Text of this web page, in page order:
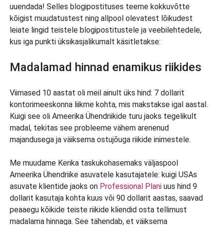
uuendada! Selles blogipostituses teeme kokkuvõtte
kõigist muudatustest ning allpool olevatest lõikudest
leiate lingid teistele blogipostitustele ja veebilehtedele,
kus iga punkti üksikasjalikumalt käsitletakse:
Madalamad hinnad enamikus riikides
Viimased 10 aastat oli meil ainult üks hind: 7 dollarit
kontorimeeskonna liikme kohta, mis makstakse igal aastal.
Kuigi see oli Ameerika Ühendriikide turu jaoks tegelikult
madal, tekitas see probleeme vähem arenenud
majandusega ja väiksema ostujõuga riikide inimestele.
Me muudame Kerika taskukohasemaks väljaspool
Ameerika Ühendriike asuvatele kasutajatele: kuigi USAs
asuvate klientide jaoks on Professional Plani uus hind 9
dollarit kasutaja kohta kuus või 90 dollarit aastas, saavad
peaaegu kõikide teiste riikide kliendid osta tellimust
madalama hinnaga. See tähendab, et väiksema